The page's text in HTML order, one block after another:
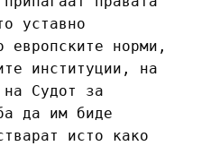
уставно
европските норми,
институции, на
Судот за
да им биде
исто како